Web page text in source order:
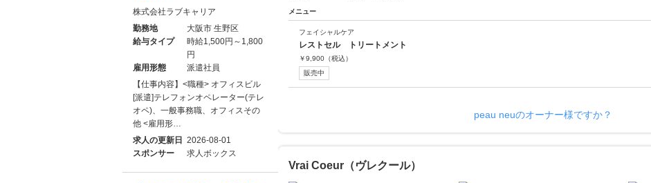
メニュー
フェイシャルケア
レストセル トリートメント
￥9,900 （税込）
販売中
peau neuのオーナー様ですか？
Vrai Coeur（ヴレクール）
株式会社ラブキャリア
勤務地
大阪市 生野区
給与タイプ
時給1,500円～1,800
円
雇用形態
派遣社員
【仕事内容】<職種> オフィスビル
[派遣]テレフォンオペレーター(テレ
オペ)、一般事務職、オフィスその
他 <雇用形…
求人の更新日 2026-08-01
スポンサー
求人ボックス